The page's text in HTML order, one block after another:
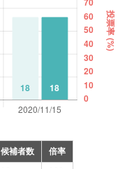
候補者数 倍率